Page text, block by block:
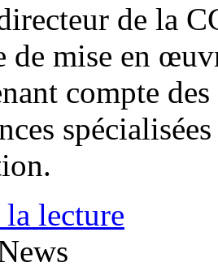
de la
de mise en
compte
lecture